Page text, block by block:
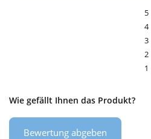
5
4
3
2
1
Wie gefällt Ihnen das Produkt?
Bewertung abgeben